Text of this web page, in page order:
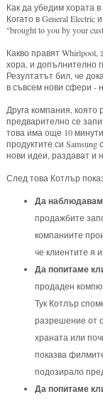
Как да убедим хората
Когато в General
"brought to you by your
Какво правят
хора, и допълнително
Резултатът бил, че
в съвсем нови сфери -
Друга компания, която
предварително се
това има още 10
продуктите си
нови идеи, раздават и
След това Котлър
Да
продажбите
компаниите
че клиентите я
Да попитаме
продаден
Тук Котлър
разрешение от
храната или
показва
подозирало
Да попитаме